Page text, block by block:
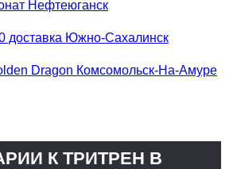
Нефтеюганск
доставка Южно-Сахалинск
Dragon Комсомольск-На-Амуре
К ТРИТРЕН В